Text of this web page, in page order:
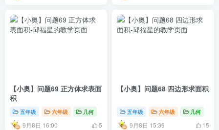
【小奥】问题69 正方体求表面
积
五年级 六年级 几何
9月8日 16:00 5
【小奥】问题68 四边形求面积
五年级 六年级 几何
9月8日 15:39 15